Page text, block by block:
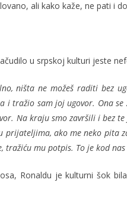
ali kako kaže, ne pati i
u srpskoj kulturi jeste
ništa ne možeš raditi bez
i tražio sam joj ugovor. Ona
Na kraju smo završili i bez
prijateljima, ako me neko pita
tražiću mu potpis. To je kod
Ronaldu je kulturni šok